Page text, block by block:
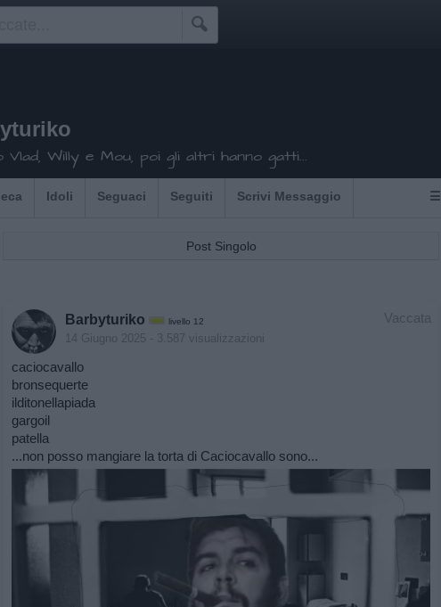

Vlad, Willy e Mou, poi gli altri hanno gatti...
Idoli Seguaci Seguiti Scrivi Messaggio ☰
Post Singolo
Vaccata
Barbyturiko livello 12
14 Giugno 2025 - 3.587 visualizzazioni
caciocavallo
bronsequerte
ilditonellapiada
gargoil
patella
...non posso mangiare la torta di Caciocavallo sono...